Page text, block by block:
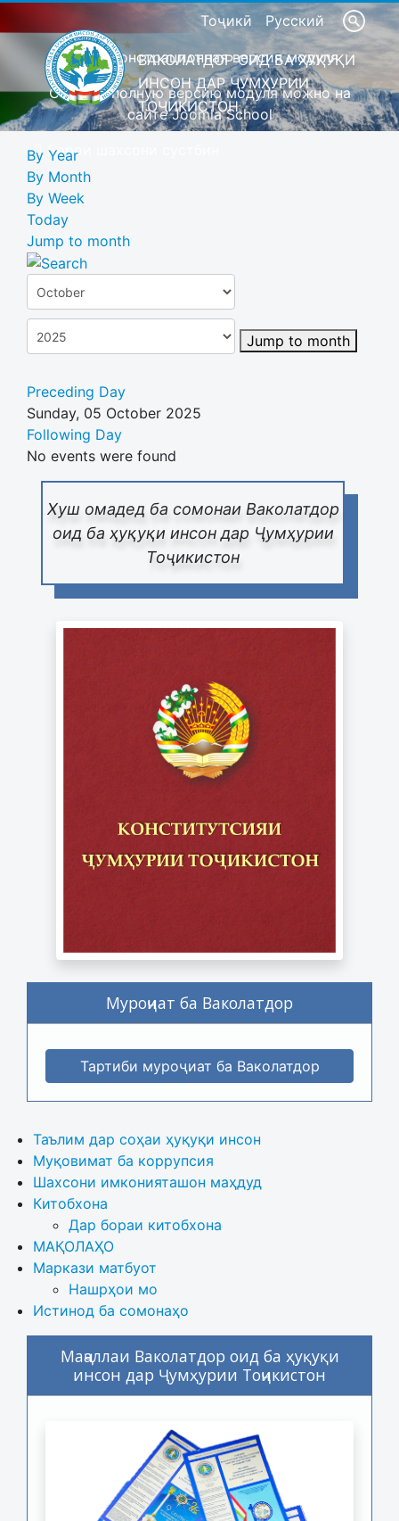
Тоҷикӣ Русский
Это демонстрационная версия модуля
Скачать полную версию модуля можно на
сайте Joomla School
Барои шахсони сустбин
ВАКОЛАТДОР ОИД БА ҲУҚУҚИ
ИНСОН ДАР ҶУМҲУРИИ
ТОҶИКИСТОН
Хуш омадед ба сомонаи Ваколатдор
оид ба ҳуқуқи инсон дар Ҷумҳурии
Тоҷикистон
Муроҷиат ба Ваколатдор
Тартиби муроҷиат ба Ваколатдор
Таълим дар соҳаи ҳуқуқи инсон
Муқовимат ба коррупсия
Шахсони имконияташон маҳдуд
Китобхона
Дар бораи китобхона
МАҚОЛАҲО
Маркази матбуот
Нашрҳои мо
Истинод ба сомонаҳо
Маҷаллаи Ваколатдор оид ба ҳуқуқи
инсон дар Ҷумҳурии Тоҷикистон
By Year
By Month
By Week
Today
Jump to month
Jump to month
Preceding Day
Sunday, 05 October 2025
Following Day
No events were found